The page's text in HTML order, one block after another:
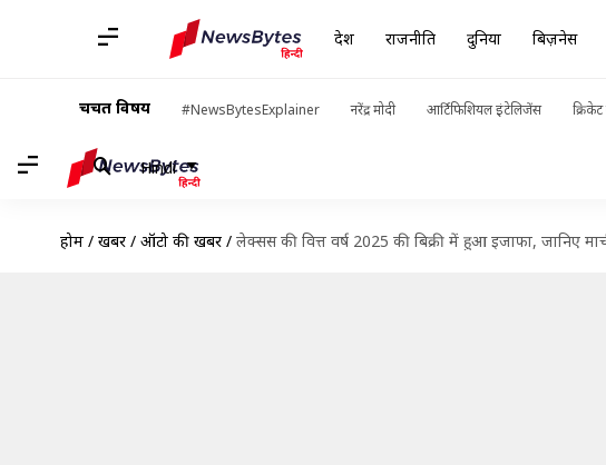
देश राजनीति दुनिया बिज़नेस
चर्चित विषय #NewsBytesExplainer नरेंद्र मोदी आर्टिफिशियल इंटेलिजेंस
Hindi
होम / खबरें / ऑटो की खबरें / लेक्सस की वित्त वर्ष 2025 की बिक्री में हुआ इजाफा, जानिए